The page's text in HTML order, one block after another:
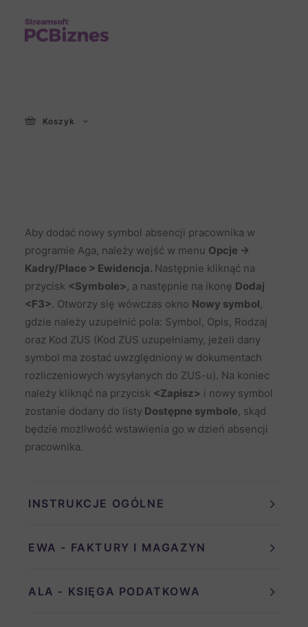
Koszyk
symbolu absencji
Aby dodać nowy symbol absencji pracownika w
programie Aga, należy wejść w menu Opcje ->
Kadry/Płace > Ewidencja. Następnie kliknąć na
przycisk <Symbole>, a następnie na ikonę Dodaj
<F3>. Otworzy się wówczas okno Nowy symbol,
gdzie należy uzupełnić pola: Symbol, Opis, Rodzaj
oraz Kod ZUS (Kod ZUS uzupełniamy, jeżeli dany
symbol ma zostać uwzględniony w dokumentach
rozliczeniowych wysyłanych do ZUS-u). Na koniec
należy kliknąć na przycisk <Zapisz> i nowy symbol
zostanie dodany do listy Dostępne symbole, skąd
będzie możliwość wstawienia go w dzień absencji
pracownika.
INSTRUKCJE OGÓLNE
EWA - FAKTURY I MAGAZYN
ALA - KSIĘGA PODATKOWA